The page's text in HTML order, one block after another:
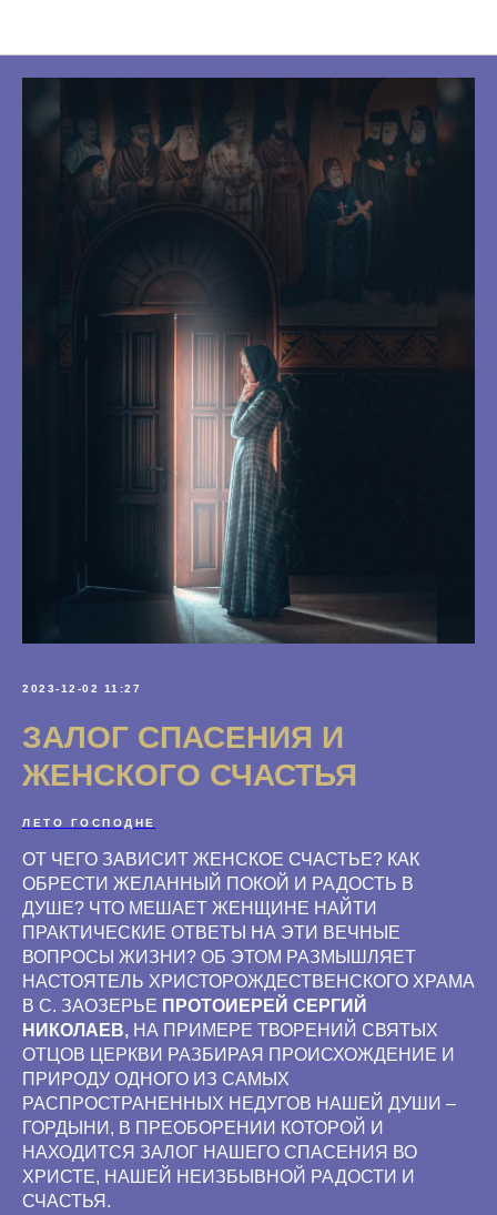
2023-12-02 11:27
ЗАЛОГ СПАСЕНИЯ И
ЖЕНСКОГО СЧАСТЬЯ
ЛЕТО ГОСПОДНЕ
ОТ ЧЕГО ЗАВИСИТ ЖЕНСКОЕ СЧАСТЬЕ? КАК
ОБРЕСТИ ЖЕЛАННЫЙ ПОКОЙ И РАДОСТЬ В
ДУШЕ? ЧТО МЕШАЕТ ЖЕНЩИНЕ НАЙТИ
ПРАКТИЧЕСКИЕ ОТВЕТЫ НА ЭТИ ВЕЧНЫЕ
ВОПРОСЫ ЖИЗНИ? ОБ ЭТОМ РАЗМЫШЛЯЕТ
НАСТОЯТЕЛЬ ХРИСТОРОЖДЕСТВЕНСКОГО ХРАМА
В С. ЗАОЗЕРЬЕ ПРОТОИЕРЕЙ СЕРГИЙ
НИКОЛАЕВ, НА ПРИМЕРЕ ТВОРЕНИЙ СВЯТЫХ
ОТЦОВ ЦЕРКВИ РАЗБИРАЯ ПРОИСХОЖДЕНИЕ И
ПРИРОДУ ОДНОГО ИЗ САМЫХ
РАСПРОСТРАНЕННЫХ НЕДУГОВ НАШЕЙ ДУШИ –
ГОРДЫНИ, В ПРЕОБОРЕНИИ КОТОРОЙ И
НАХОДИТСЯ ЗАЛОГ НАШЕГО СПАСЕНИЯ ВО
ХРИСТЕ, НАШЕЙ НЕИЗБЫВНОЙ РАДОСТИ И
СЧАСТЬЯ.